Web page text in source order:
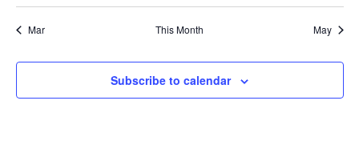
Mar This Month May
Subscribe to calendar